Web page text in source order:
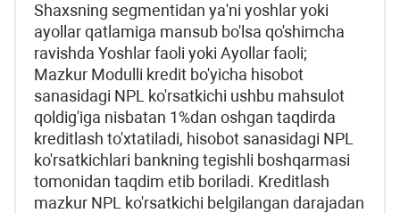
Shaxsning segmentidan ya'ni yoshlar yoki
ayollar qatlamiga mansub bo'lsa qo'shimcha
ravishda Yoshlar faoli yoki Ayollar faoli;
Mazkur Modulli kredit bo'yicha hisobot
sanasidagi NPL ko'rsatkichi ushbu mahsulot
qoldig'iga nisbatan 1%dan oshgan taqdirda
kreditlash to'xtatiladi, hisobot sanasidagi NPL
ko'rsatkichlari bankning tegishli boshqarmasi
tomonidan taqdim etib boriladi. Kreditlash
mazkur NPL ko'rsatkichi belgilangan darajadan